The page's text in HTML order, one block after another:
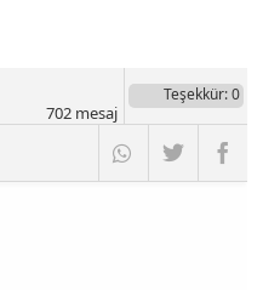
Teşekkür: 0
702mesaj